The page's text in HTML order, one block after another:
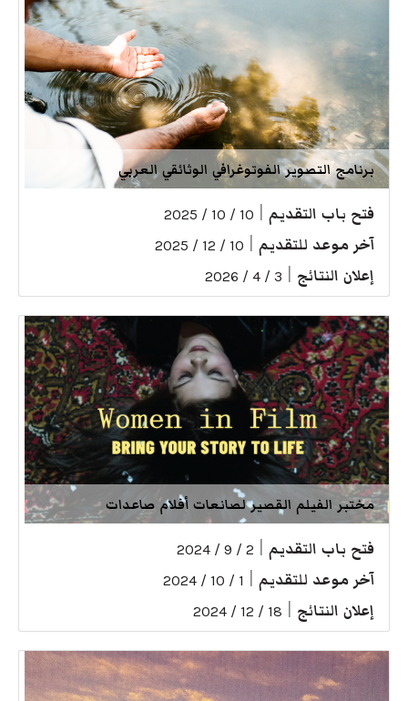
برنامج التصوير الفوتوغرافي الوثائقي العربي
فتح باب التقديم 10 / 10 / 2025
آخر موعد للتقديم 10 / 12 / 2025
إعلان النتائج 3 / 4 / 2026
مختبر الفيلم القصير لصانعات أفلام صاعدات
فتح باب التقديم 2 / 9 / 2024
آخر موعد للتقديم 1 / 10 / 2024
إعلان النتائج 18 / 12 / 2024